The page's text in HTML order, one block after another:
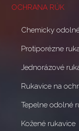
OCHRANA RÚK
Chemicky
Protiporézne
Jednorázové
Rukavice na
Tepelne odolné
Kožené rukavice